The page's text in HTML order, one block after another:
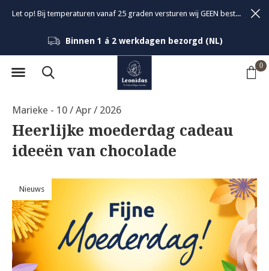
0
GRATIS verzending vanaf 1KG/ €46 (NL)
Let op! Bij temperaturen vanaf 25 graden versturen wij GEEN bestellingen om de kwaliteit van de bonbons te garanderen.
Marieke - 10 / Apr / 2026
Heerlijke moederdag cadeau
ideeën van chocolade
Nieuws